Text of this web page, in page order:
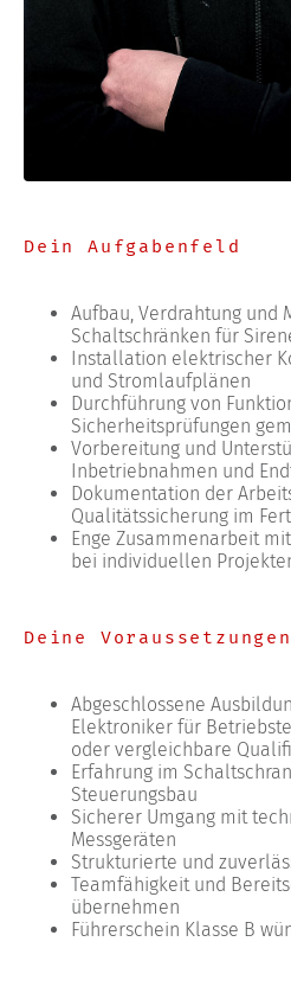
Dein Aufgabenfeld
Aufbau, Verdrahtung und
Schaltschränken für
Installation elektrischer
und Stromlaufplänen
Durchführung von
Sicherheitsprüfungen
Vorbereitung und
Inbetriebnahmen und
Dokumentation der
Qualitätssicherung im
Enge Zusammenarbeit
bei individuellen
Deine Voraussetzungen
Abgeschlossene
Elektroniker für
oder vergleichbare
Erfahrung im
Steuerungsbau
Sicherer Umgang mit
Messgeräten
Strukturierte und
Teamfähigkeit und
übernehmen
Führerschein Klasse B